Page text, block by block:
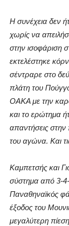
Η συνέχεια δεν
χωρίς να
στην ισοφάριση
εκτελέστηκε
σέντραρε στο
πλάτη του
ΟΑΚΑ με την
και το ερώτημα
απαντήσεις
του αγώνα. Και
Καμπετσής και
σύστημα από 3-
Παναθηναϊκός
έξοδος του
μεγαλύτερη